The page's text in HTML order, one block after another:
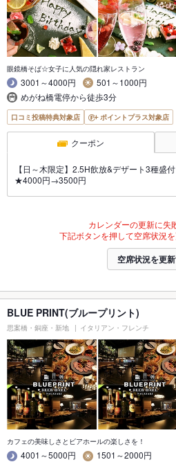
眼鏡橋そば☆女子に人気の隠れ家レストラン
3001～4000円
501～1000円
めがね橋電停から徒歩3分
口コミ投稿特典対象店 ポイントプラス対象店
クーポン
【日～木限定】2.5H飲放&デザート3種盛
★4000円→3500円
カレンダーの更新に失
下記ボタンを押して空席状況を
空席状況を更
BLUE PRINT(ブループリント)
思案橋・銅座・新地 イタリアン・フレンチ
カフェの美味しさとビアホールの楽しさを！
4001～5000円
1501～2000円